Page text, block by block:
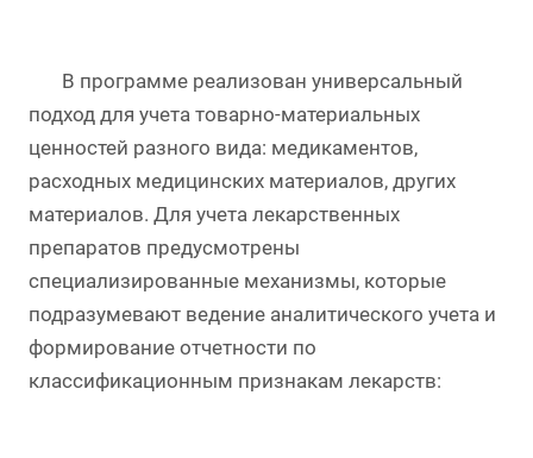
В программе реализован универсальный
подход для учета товарно-материальных
ценностей разного вида: медикаментов,
расходных медицинских материалов, других
материалов. Для учета лекарственных
препаратов предусмотрены
специализированные механизмы, которые
подразумевают ведение аналитического учета и
формирование отчетности по
классификационным признакам лекарств: